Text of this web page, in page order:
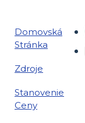
Domovská
Stránka
Zdroje
Stanovenie
Ceny